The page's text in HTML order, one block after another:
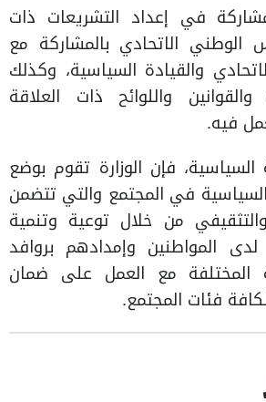
في إعداد التشريعات ذات
الوطني الاتحادي بالمشاركة مع
والقيادة السياسية، وكذلك
واللوائح ذات العلاقة
فيه.
فإن الوزارة تقوم بوضع
في المجتمع والتي تتضمن
والتثقيفي من خلال توعية وتنمية
لدى المواطنين وإمدادهم بروافد
المختلفة مع العمل على ضمان
فئات المجتمع.